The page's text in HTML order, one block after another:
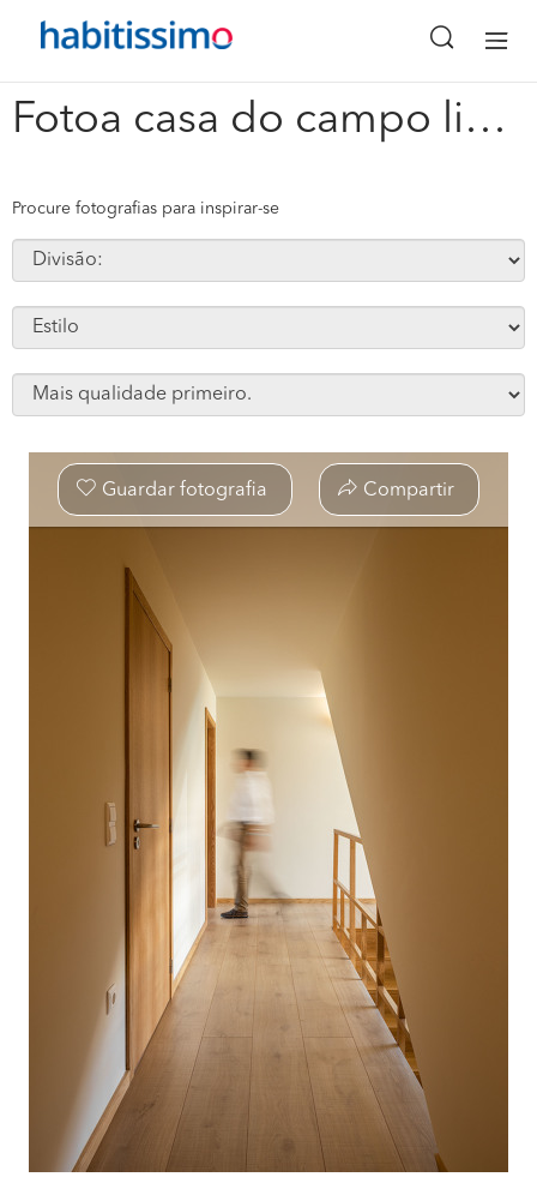
Fotoa casa do campo lindo house in campo lindo #180190
x
Procure fotografias para inspirar-se
Guardar fotografia Compartir